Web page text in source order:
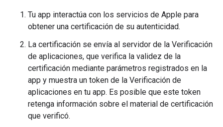
Tu app interactúa con los servicios de Apple para
obtener una certificación de su autenticidad.
La certificación se envía al servidor de la Verificación
de aplicaciones, que verifica la validez de la
certificación mediante parámetros registrados en la
app y muestra un token de la Verificación de
aplicaciones en tu app. Es posible que este token
retenga información sobre el material de certificación
que verificó.